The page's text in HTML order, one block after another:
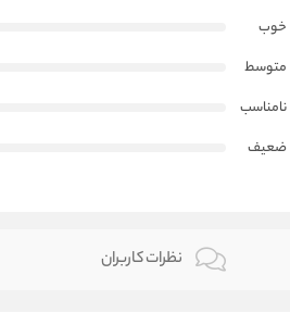
خوب
متوسط
نامناسب
ضعیف
نظرات کاربران